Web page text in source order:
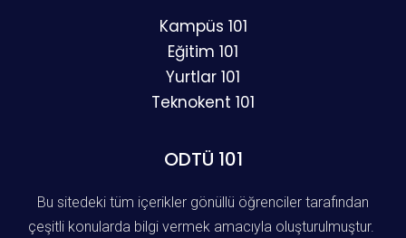
Kampüs 101
Eğitim 101
Yurtlar 101
Teknokent 101
ODTÜ 101
Bu sitedeki tüm içerikler gönüllü öğrenciler tarafından
çeşitli konularda bilgi vermek amacıyla oluşturulmuştur.